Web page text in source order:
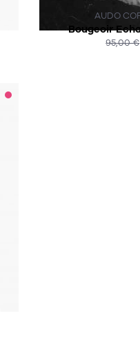
AUDO
Bougeoir
95,00 €
CE PRODUIT